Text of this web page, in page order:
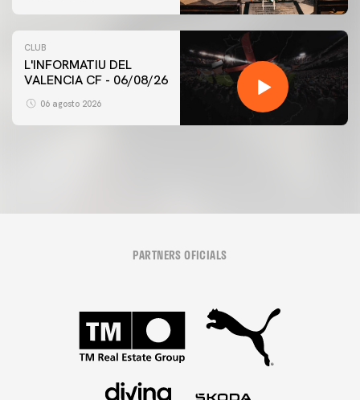
CLUB
L'INFORMATIU DEL
VALENCIA CF - 06/08/26
06 agosto 2026
PRIMER EQUIP
ENTRENAMENT DEL VALENCIA CF 6/8/2026
PARTNERS OFICIALS